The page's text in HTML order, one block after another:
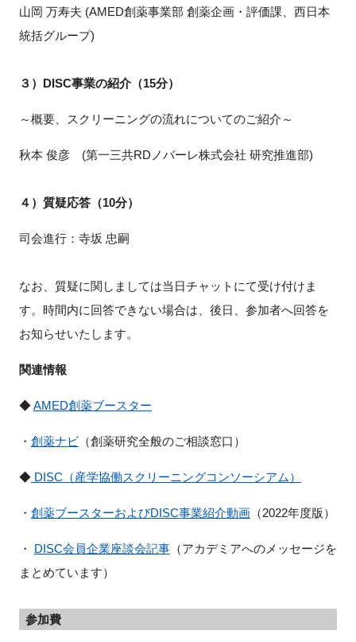
山岡 万寿夫 (AMED創薬事業部 創薬企画・評価課、西日本
統括グループ)
３）DISC事業の紹介（15分）
～概要、スクリーニングの流れについてのご紹介～
秋本 俊彦 (第一三共RDノバーレ株式会社 研究推進部)
４）質疑応答（10分）
司会進行：寺坂 忠嗣
なお、質疑に関しましては当日チャットにて受け付けま
す。時間内に回答できない場合は、後日、参加者へ回答を
お知らせいたします。
関連情報
◆AMED創薬ブースター
・ 創薬ナビ（創薬研究全般のご相談窓口）
◆DISC （産学協働スクリーニングコンソーシアム）
・ 創薬ブースターおよびDISC事業紹介動画（2022年度版）
・ DISC会員企業座談会記事（アカデミアへのメッセージを
まとめています）
参加費